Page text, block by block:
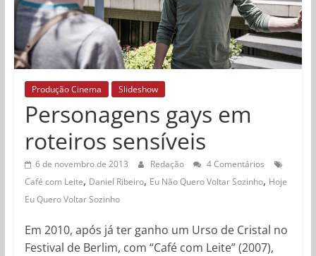
Produção Cinema Slideshow
Personagens gays em
roteiros sensíveis
6 de novembro de 2013 Redação
4 Comentários
Café com Leite, Daniel Ribeiro, Eu Não Quero Voltar Sozinho, Hoje
Eu Quero Voltar Sozinho
Em 2010, após já ter ganho um Urso de Cristal no
Festival de Berlim, com “Café com Leite” (2007),